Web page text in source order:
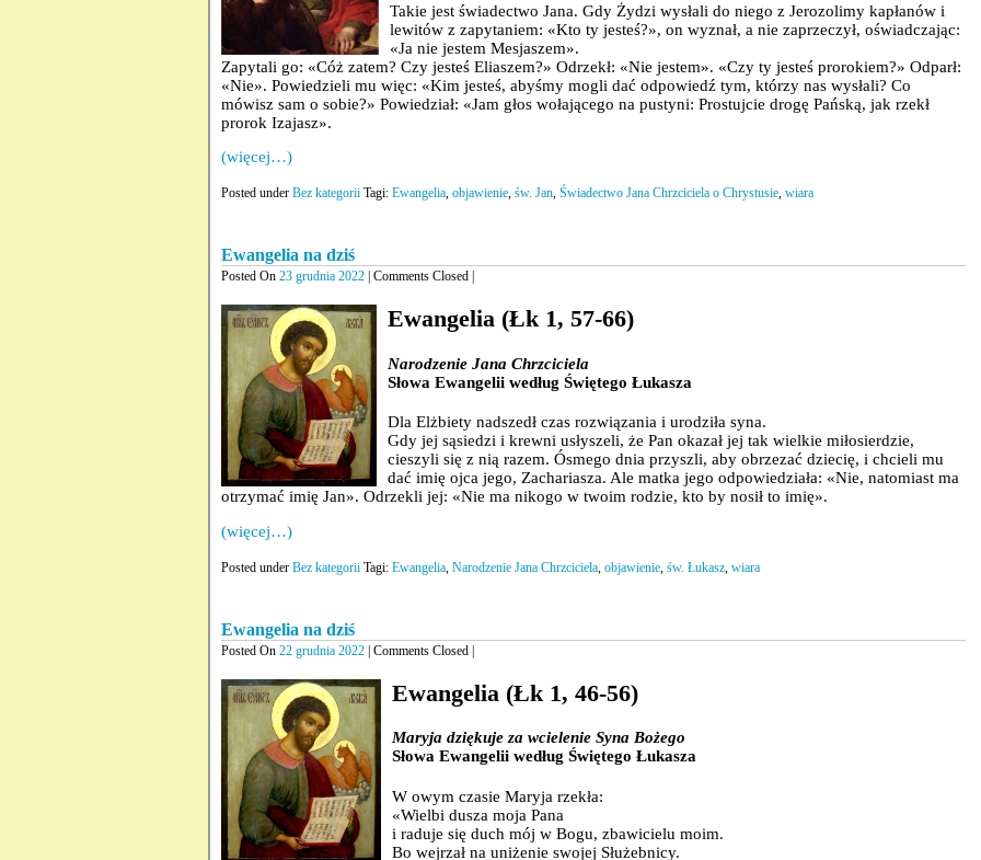
Takie jest świadectwo Jana. Gdy Żydzi wysłali do niego z Jerozolimy kapłanów i
lewitów z zapytaniem: «Kto ty jesteś?», on wyznał, a nie zaprzeczył, oświadczając:
«Ja nie jestem Mesjaszem».
Zapytali go: «Cóż zatem? Czy jesteś Eliaszem?» Odrzekł: «Nie jestem». «Czy ty jesteś prorokiem?» Odparł:
«Nie». Powiedzieli mu więc: «Kim jesteś, abyśmy mogli dać odpowiedź tym, którzy nas wysłali? Co
mówisz sam o sobie?» Powiedział: «Jam głos wołającego na pustyni: Prostujcie drogę Pańską, jak rzekł
prorok Izajasz».
(więcej…)
Posted under Bez kategorii Tagi: Ewangelia, objawienie, św. Jan, Świadectwo Jana Chrzciciela o Chrystusie, wiara
Ewangelia na dziś
Posted On 23 grudnia 2022 | Comments Closed |
Ewangelia (Łk 1, 57-66)
Narodzenie Jana Chrzciciela
Słowa Ewangelii według Świętego Łukasza
Dla Elżbiety nadszedł czas rozwiązania i urodziła syna.
Gdy jej sąsiedzi i krewni usłyszeli, że Pan okazał jej tak wielkie miłosierdzie,
cieszyli się z nią razem. Ósmego dnia przyszli, aby obrzezać dziecię, i chcieli mu
dać imię ojca jego, Zachariasza. Ale matka jego odpowiedziała: «Nie, natomiast ma
otrzymać imię Jan». Odrzekli jej: «Nie ma nikogo w twoim rodzie, kto by nosił to imię».
(więcej…)
Posted under Bez kategorii Tagi: Ewangelia Narodzenie Jana Chrzciciela objawienie św. Łukasz wiara
Ewangelia na dziś
Posted On 22 grudnia 2022 | Comments Closed |
Ewangelia (Łk 1, 46-56)
Maryja dziękuje za wcielenie Syna Bożego
Słowa Ewangelii według Świętego Łukasza
W owym czasie Maryja rzekła:
«Wielbi dusza moja Pana
i raduje się duch mój w Bogu, zbawicielu moim.
Bo wejrzał na uniżenie swojej Służebnicy.